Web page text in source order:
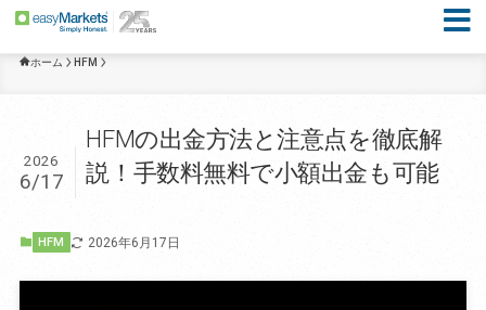
ホーム HFM
HFMの出金方法と注意点を徹底解
説！手数料無料で小額出金も可能
2026
6/17
HFM 2026年6月17日